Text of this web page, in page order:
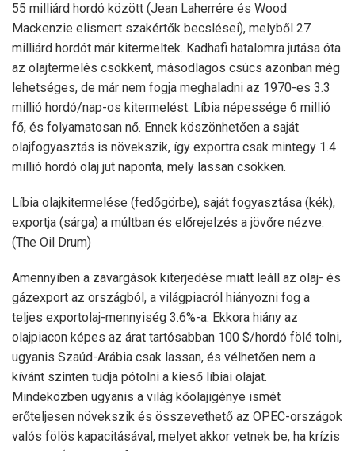
55 milliárd hordó között (Jean Laherrére és Wood
Mackenzie elismert szakértők becslései), melyből 27
milliárd hordót már kitermeltek. Kadhafi hatalomra jutása óta
az olajtermelés csökkent, másodlagos csúcs azonban még
lehetséges, de már nem fogja meghaladni az 1970-es 3.3
millió hordó/nap-os kitermelést. Líbia népessége 6 millió
fő, és folyamatosan nő. Ennek köszönhetően a saját
olajfogyasztás is növekszik, így exportra csak mintegy 1.4
millió hordó olaj jut naponta, mely lassan csökken.
Líbia olajkitermelése (fedőgörbe), saját fogyasztása (kék),
exportja (sárga) a múltban és előrejelzés a jövőre nézve.
(The Oil Drum)
Amennyiben a zavargások kiterjedése miatt leáll az olaj- és
gázexport az országból, a világpiacról hiányozni fog a
teljes exportolaj-mennyiség 3.6%-a. Ekkora hiány az
olajpiacon képes az árat tartósabban 100 $/hordó fölé tolni,
ugyanis Szaúd-Arábia csak lassan, és vélhetően nem a
kívánt szinten tudja pótolni a kieső líbiai olajat.
Mindeközben ugyanis a világ kőolajigénye ismét
erőteljesen növekszik és összevethető az OPEC-országok
valós fölös kapacitásával, melyet akkor vetnek be, ha krízis